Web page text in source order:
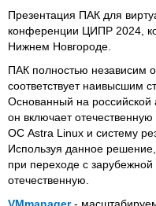
Презентация ПАК для
конференции ЦИПР 2024,
Нижнем Новгороде.
ПАК полностью независим
соответствует наивысшим
Основанный на российской
он включает
ОС Astra Linux и систему
Используя данное
при переходе с
отечественную.